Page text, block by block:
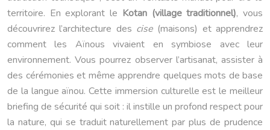
territoire. En explorant le Kotan (village traditionnel), vous
découvrirez l’architecture des cise (maisons) et apprendrez
comment les Aïnous vivaient en symbiose avec leur
environnement. Vous pourrez observer l’artisanat, assister à
des cérémonies et même apprendre quelques mots de base
de la langue aïnou. Cette immersion culturelle est le meilleur
briefing de sécurité qui soit : il instille un profond respect pour
la nature, qui se traduit naturellement par plus de prudence